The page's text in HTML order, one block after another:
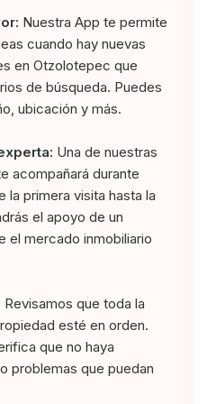
Nuestra App te permite
cuando hay nuevas
en Otzolotepec que
de búsqueda. Puedes
ubicación y más.
Una de nuestras
acompañará durante
primera visita hasta la
el apoyo de un
el mercado inmobiliario
Revisamos que toda la
esté en orden.
que no haya
problemas que puedan